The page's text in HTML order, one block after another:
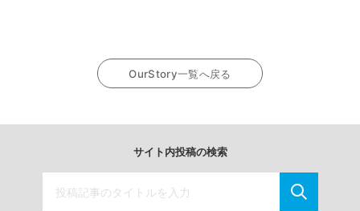
OurStory一覧へ戻る
サイト内投稿の検索